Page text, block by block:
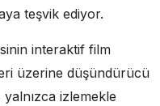
teşvik ediyor.
interaktif film
üzerine düşündürücü
izlemekle